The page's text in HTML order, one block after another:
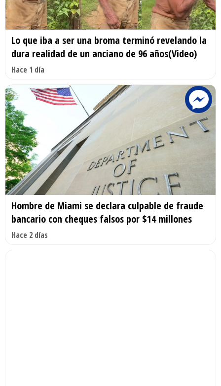
Lo que iba a ser una broma terminó revelando la
dura realidad de un anciano de 96 años(Video)
Hace 1 día
Hombre de Miami se declara culpable de fraude
bancario con cheques falsos por $14 millones
Hace 2 días